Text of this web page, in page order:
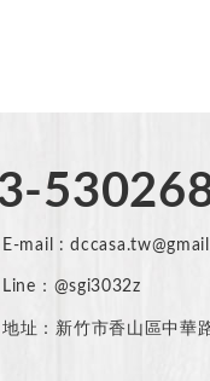
E-mail :
Line：@sgi3032z
地址：新竹市香山區中華